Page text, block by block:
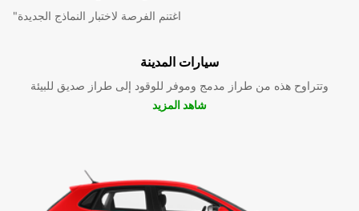
"اغتنم الفرصة لاختبار النماذج الجديدة
سيارات المدينة
وتتراوح هذه من طراز مدمج وموفر للوقود إلى طراز صديق للبيئة
شاهد المزيد